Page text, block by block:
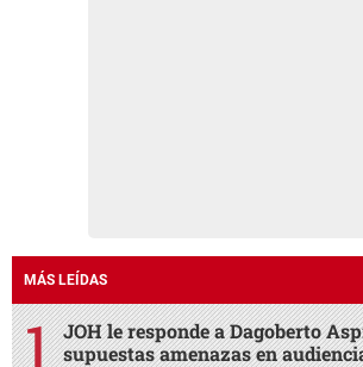
MÁS LEÍDAS
JOH le responde a Dagoberto
supuestas amenazas en